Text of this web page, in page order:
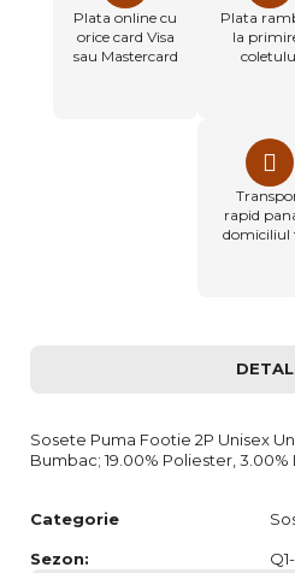
Plata online cu
orice card Visa
sau Mastercard
Plata
la
rapid
domiciliul
Sosete Puma Footie 2P Unisex
Bumbac; 19.00% Poliester, 3.00%
Categorie
Sezon: